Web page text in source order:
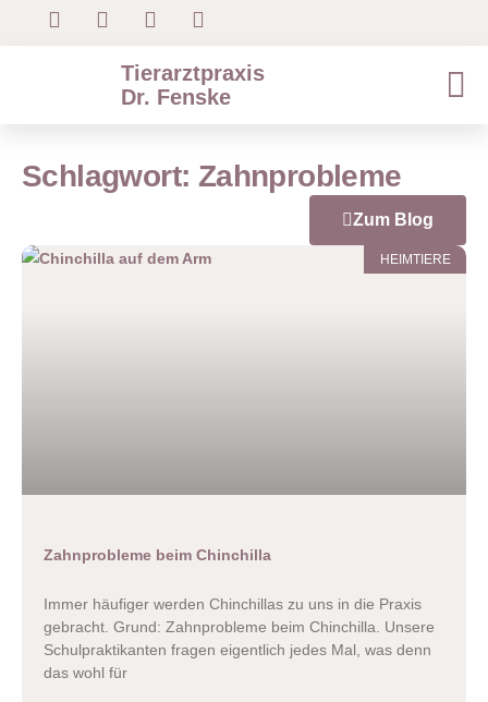
Tierarztpraxis
Dr. Fenske
Schlagwort: Zahnprobleme
Zum Blog
HEIMTIERE
Zahnprobleme beim Chinchilla
Immer häufiger werden Chinchillas zu uns in die Praxis
gebracht. Grund: Zahnprobleme beim Chinchilla. Unsere
Schulpraktikanten fragen eigentlich jedes Mal, was denn
das wohl für